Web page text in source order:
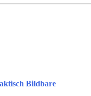
Bildbare